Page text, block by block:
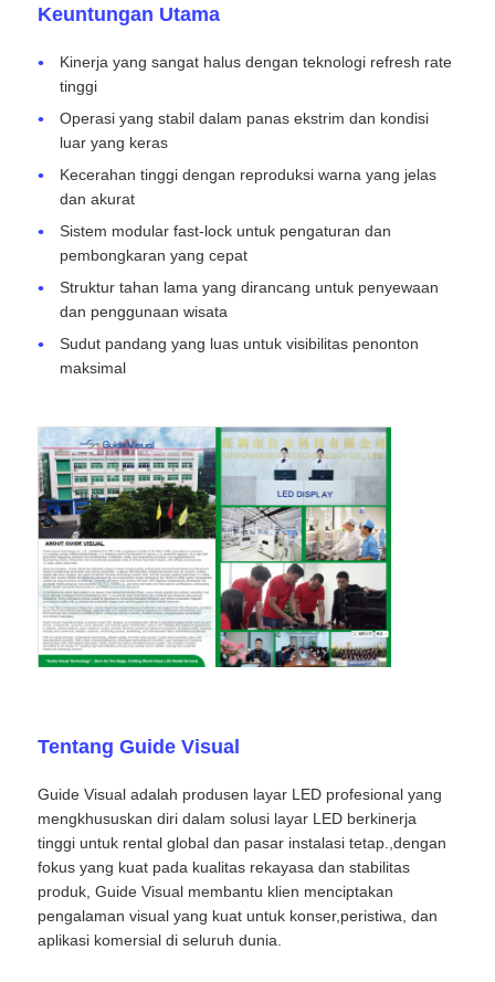
Keuntungan Utama
Kinerja yang sangat halus dengan teknologi refresh rate
tinggi
Operasi yang stabil dalam panas ekstrim dan kondisi
luar yang keras
Kecerahan tinggi dengan reproduksi warna yang jelas
dan akurat
Sistem modular fast-lock untuk pengaturan dan
pembongkaran yang cepat
Struktur tahan lama yang dirancang untuk penyewaan
dan penggunaan wisata
Sudut pandang yang luas untuk visibilitas penonton
maksimal
Tentang Guide Visual
Guide Visual adalah produsen layar LED profesional yang
mengkhususkan diri dalam solusi layar LED berkinerja
tinggi untuk rental global dan pasar instalasi tetap.,dengan
fokus yang kuat pada kualitas rekayasa dan stabilitas
produk, Guide Visual membantu klien menciptakan
pengalaman visual yang kuat untuk konser,peristiwa, dan
aplikasi komersial di seluruh dunia.